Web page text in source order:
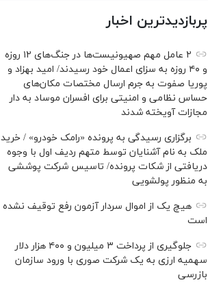
پربازدیدترین اخبار
۲ عامل مهم صهیونیست‌ها در جنگ‌های ۱۲ روزه
و ۴۰ روزه به سزای اعمال خود رسیدند/ امید بهزاد و
پوریا صفوت به جرم ارسال مختصات مکان‌های
حساس نظامی و امنیتی برای افسران موساد به دار
مجازات آویخته شدند
برگزاری رسیدگی به پرونده «رامک خودرو» / خرید
ملک به نام آشنایان توسط متهم ردیف اول با وجوه
دریافتی از شکات پرونده/ تاسیس شرکت پوششی
به منظور پولشویی
هیچ یک از اموال سردار آزمون رفع توقیف نشده
است
جلوگیری از پرداخت ۳ میلیون و ۴۰۰ هزار دلار
سهمیه ارزی به یک شرکت صوری با ورود سازمان
بازرسی